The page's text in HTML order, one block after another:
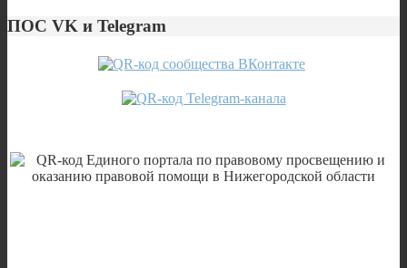
ПОС VK и Telegram